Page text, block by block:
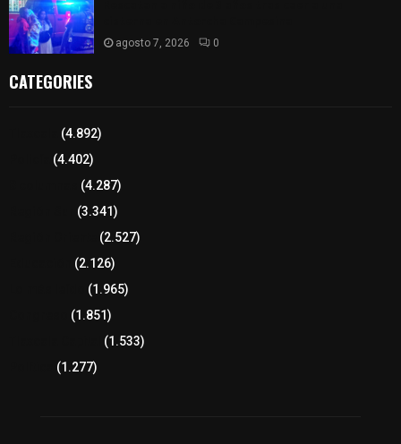
agosto 7, 2026 0
CATEGORIES
(4.892)
(4.402)
(4.287)
(3.341)
(2.527)
(2.126)
(1.965)
(1.851)
(1.533)
(1.277)